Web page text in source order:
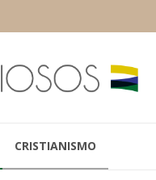
CRISTIANISMO